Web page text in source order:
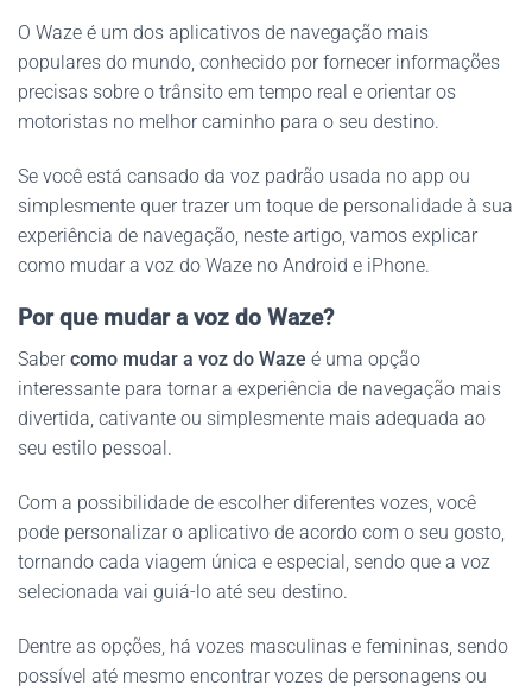
O Waze é um dos aplicativos de navegação mais
populares do mundo, conhecido por fornecer informações
precisas sobre o trânsito em tempo real e orientar os
motoristas no melhor caminho para o seu destino.
Se você está cansado da voz padrão usada no app ou
simplesmente quer trazer um toque de personalidade à sua
experiência de navegação, neste artigo, vamos explicar
como mudar a voz do Waze no Android e iPhone.
Por que mudar a voz do Waze?
Sabercomo mudar a voz do Waze é uma opção
interessante para tornar a experiência de navegação mais
divertida, cativante ou simplesmente mais adequada ao
seu estilo pessoal.
Com a possibilidade de escolher diferentes vozes, você
pode personalizar o aplicativo de acordo com o seu gosto,
tornando cada viagem única e especial, sendo que a voz
selecionada vai guiá-lo até seu destino.
Dentre as opções, há vozes masculinas e femininas, sendo
possível até mesmo encontrar vozes de personagens ou